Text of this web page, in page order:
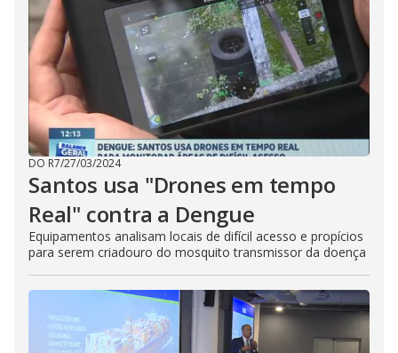
DO R7/27/03/2024
Santos usa "Drones em tempo
Real" contra a Dengue
Equipamentos analisam locais de difícil acesso e propícios
para serem criadouro do mosquito transmissor da doença